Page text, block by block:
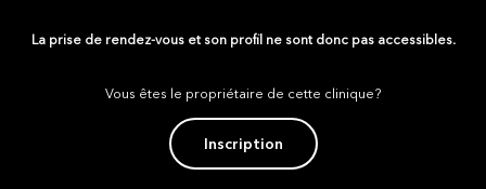
La prise de rendez-vous et son profil ne sont donc pas accessibles.
Vous êtes le propriétaire de cette clinique?
Inscription